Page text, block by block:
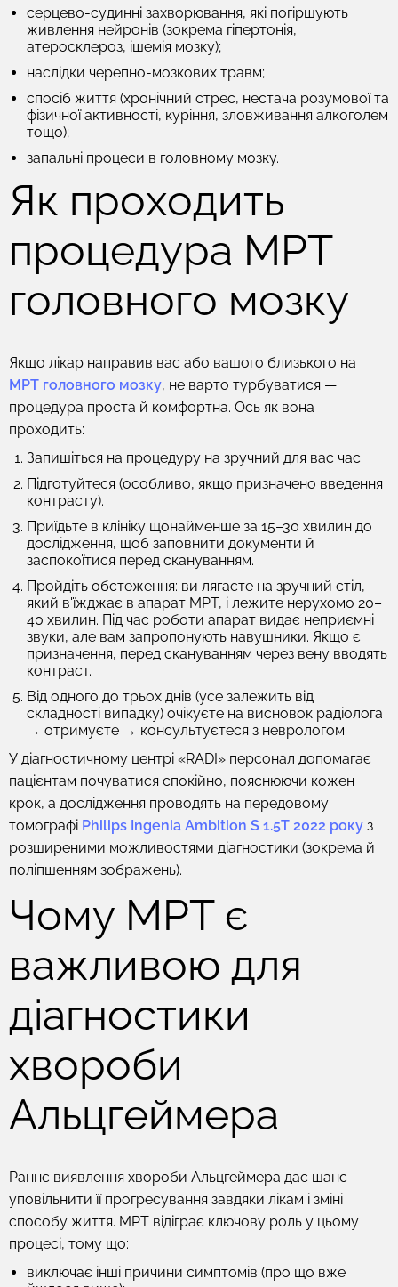
серцево-судинні захворювання, які погіршують
живлення нейронів (зокрема гіпертонія,
атеросклероз, ішемія мозку);
наслідки черепно-мозкових травм;
спосіб життя (хронічний стрес, нестача розумової та
фізичної активності, куріння, зловживання алкоголем
тощо);
запальні процеси в головному мозку.
Як проходить
процедура МРТ
головного мозку
Якщо лікар направив вас або вашого близького на
МРТ головного мозку, не варто турбуватися —
процедура проста й комфортна. Ось як вона
проходить:
Запишіться на процедуру на зручний для вас час.
Підготуйтеся (особливо, якщо призначено введення
контрасту).
Приїдьте в клініку щонайменше за 15–30 хвилин до
дослідження, щоб заповнити документи й
заспокоїтися перед скануванням.
Пройдіть обстеження: ви лягаєте на зручний стіл,
який в'їжджає в апарат МРТ, і лежите нерухомо 20–
40 хвилин. Під час роботи апарат видає неприємні
звуки, але вам запропонують навушники. Якщо є
призначення, перед скануванням через вену вводять
контраст.
Від одного до трьох днів (усе залежить від
складності випадку) очікуєте на висновок радіолога
→ отримуєте → консультуєтеся з неврологом.
У діагностичному центрі «RADI» персонал допомагає
пацієнтам почуватися спокійно, пояснюючи кожен
крок, а дослідження проводять на передовому
томографі Philips Ingenia Ambition S 1.5T 2022 року з
розширеними можливостями діагностики (зокрема й
поліпшенням зображень).
Чому МРТ є
важливою для
діагностики
хвороби
Альцгеймера
Раннє виявлення хвороби Альцгеймера дає шанс
уповільнити її прогресування завдяки лікам і зміні
способу життя. МРТ відіграє ключову роль у цьому
процесі, тому що:
виключає інші причини симптомів (про що вже